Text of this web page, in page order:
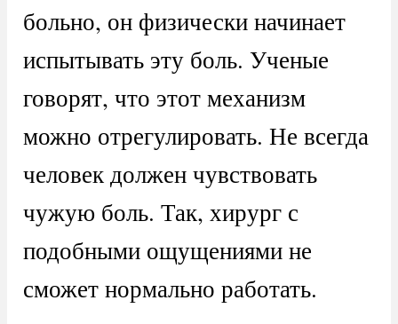
больно, он физически начинает
испытывать эту боль. Ученые
говорят, что этот механизм
можно отрегулировать. Не всегда
человек должен чувствовать
чужую боль. Так, хирург с
подобными ощущениями не
сможет нормально работать.